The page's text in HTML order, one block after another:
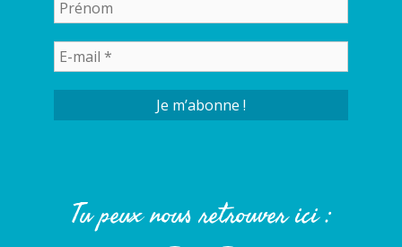
Tu peux nous retrouver ici :